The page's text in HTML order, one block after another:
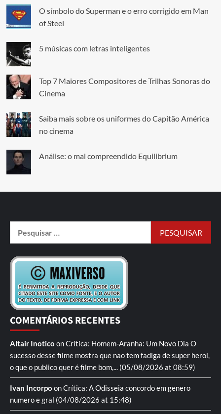
O símbolo do Superman e o erro corrigido em Man
of Steel
5 músicas com letras inteligentes
Top 7 Maiores Compositores de Trilhas Sonoras do
Cinema
Saiba mais sobre os uniformes do Capitão América
no cinema
Análise: o mal compreendido Equilibrium
COMENTÁRIOS RECENTES
Altair Inotico onCrítica: Homem-Aranha: Um Novo Dia O
sucesso desse filme mostra que nao tem fadiga de super heroi,
o que o publico quer é filme bom,... (05/08/2026 at 08:59)
Ivan Incorpo onCrítica: A Odisseia concordo em genero
numero e gral (04/08/2026 at 15:48)